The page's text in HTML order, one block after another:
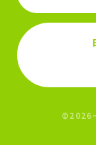
©2026